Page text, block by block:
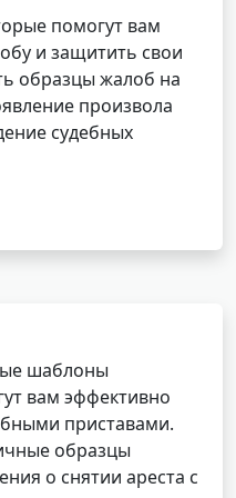
помогут вам
и защитить свои
образцы жалоб на
произвола
судебных
шаблоны
вам эффективно
приставами.
образцы
о снятии ареста с